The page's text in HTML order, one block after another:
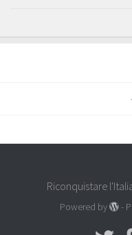
Riconquistare
Powered by -